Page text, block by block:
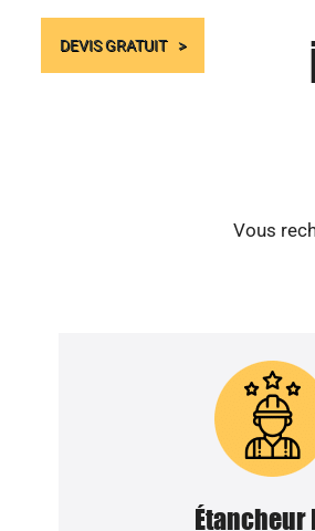
DEVIS GRATUIT
Vous
Étancheur